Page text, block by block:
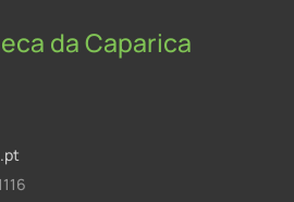
da Caparica